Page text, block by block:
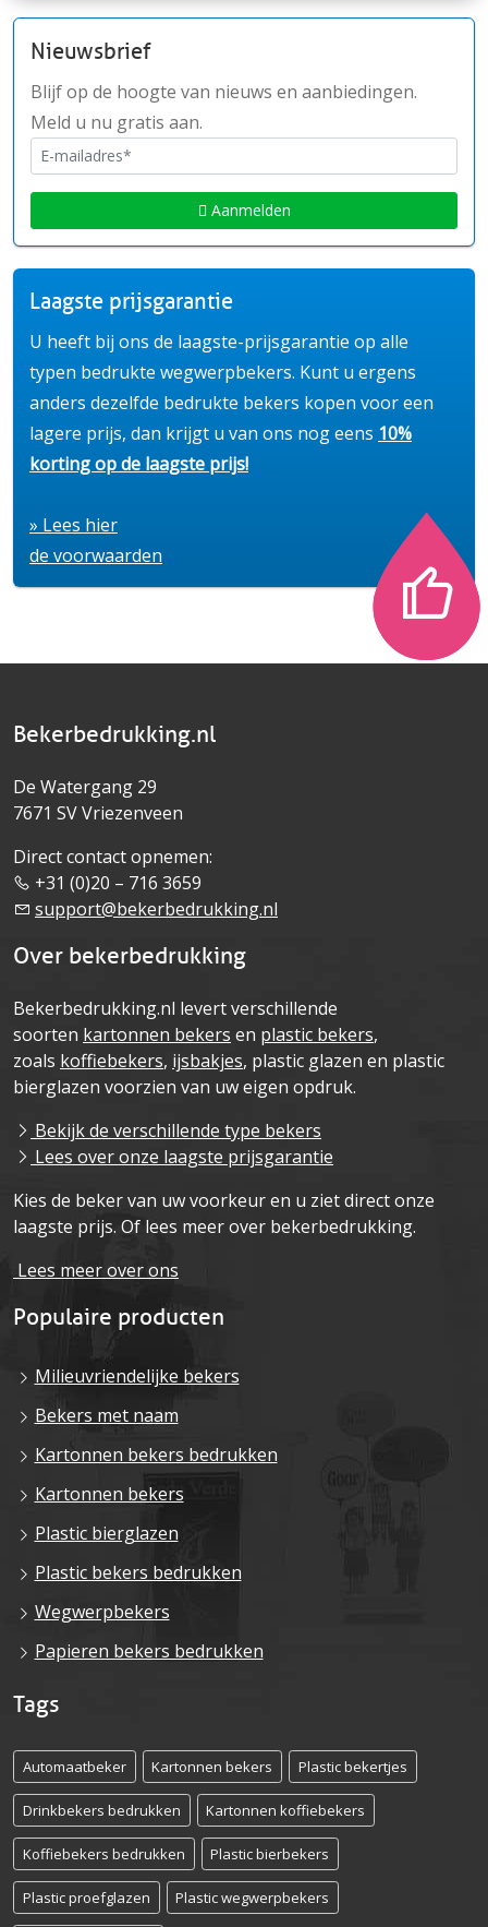
Nieuwsbrief
Blijf op de hoogte van nieuws en aanbiedingen.
Meld u nu gratis aan.
Aanmelden
Laagste prijsgarantie
U heeft bij ons de laagste-prijsgarantie op alle
typen bedrukte wegwerpbekers. Kunt u ergens
anders dezelfde bedrukte bekers kopen voor een
lagere prijs, dan krijgt u van ons nog eens 10%
korting op de laagste prijs!
» Lees hier
de voorwaarden
Bekerbedrukking.nl
De Watergang 29
7671 SV Vriezenveen
Direct contact opnemen:
+31 (0)20 – 716 3659
support@bekerbedrukking.nl
Over bekerbedrukking
Bekerbedrukking.nl levert verschillende
soorten kartonnen bekers en plastic bekers,
zoals koffiebekers, ijsbakjes, plastic glazen en plastic
bierglazen voorzien van uw eigen opdruk.
Bekijk de verschillende type bekers
Lees over onze laagste prijsgarantie
Kies de beker van uw voorkeur en u ziet direct onze
laagste prijs. Of lees meer over bekerbedrukking.
Lees meer over ons
Populaire producten
Milieuvriendelijke bekers
Bekers met naam
Kartonnen bekers bedrukken
Kartonnen bekers
Plastic bierglazen
Plastic bekers bedrukken
Wegwerpbekers
Papieren bekers bedrukken
Tags
Automaatbeker Kartonnen bekers Plastic bekertjes
Drinkbekers bedrukken Kartonnen koffiebekers
Koffiebekers bedrukken Plastic bierbekers
Plastic proefglazen Plastic wegwerpbekers